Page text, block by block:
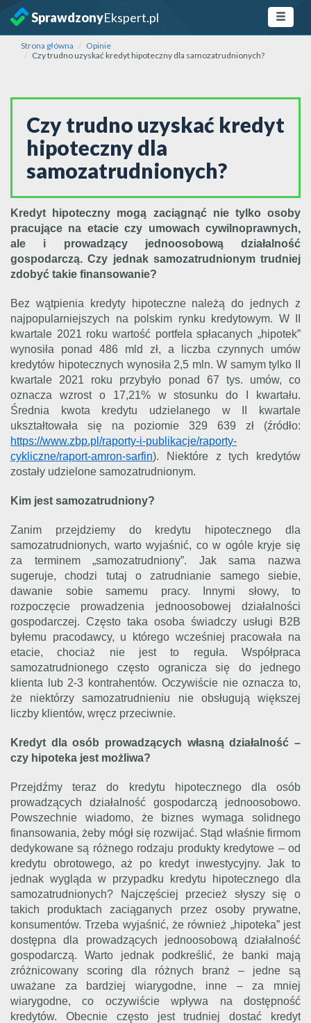
SprawdzonyEkspert.pl
Strona główna
Opinie
Czy trudno uzyskać kredyt hipoteczny dla samozatrudnionych?
Czy trudno uzyskać kredyt
hipoteczny dla
samozatrudnionych?
Kredyt hipoteczny mogą zaciągnąć nie tylko osoby
pracujące na etacie czy umowach cywilnoprawnych,
ale i prowadzący jednoosobową działalność
gospodarczą. Czy jednak samozatrudnionym trudniej
zdobyć takie finansowanie?
Bez wątpienia kredyty hipoteczne należą do jednych z
najpopularniejszych na polskim rynku kredytowym. W II
kwartale 2021 roku wartość portfela spłacanych „hipotek”
wynosiła ponad 486 mld zł, a liczba czynnych umów
kredytów hipotecznych wynosiła 2,5 mln. W samym tylko II
kwartale 2021 roku przybyło ponad 67 tys. umów, co
oznacza wzrost o 17,21% w stosunku do I kwartału.
Średnia kwota kredytu udzielanego w II kwartale
ukształtowała się na poziomie 329 639 zł (źródło:
https://www.zbp.pl/raporty-i-publikacje/raporty-
cykliczne/raport-amron-sarfin). Niektóre z tych kredytów
zostały udzielone samozatrudnionym.
Kim jest samozatrudniony?
Zanim przejdziemy do kredytu hipotecznego dla
samozatrudnionych, warto wyjaśnić, co w ogóle kryje się
za terminem „samozatrudniony”. Jak sama nazwa
sugeruje, chodzi tutaj o zatrudnianie samego siebie,
dawanie sobie samemu pracy. Innymi słowy, to
rozpoczęcie prowadzenia jednoosobowej działalności
gospodarczej. Często taka osoba świadczy usługi B2B
byłemu pracodawcy, u którego wcześniej pracowała na
etacie, chociaż nie jest to reguła. Współpraca
samozatrudnionego często ogranicza się do jednego
klienta lub 2-3 kontrahentów. Oczywiście nie oznacza to,
że niektórzy samozatrudnieniu nie obsługują większej
liczby klientów, wręcz przeciwnie.
Kredyt dla osób prowadzących własną działalność –
czy hipoteka jest możliwa?
Przejdźmy teraz do kredytu hipotecznego dla osób
prowadzących działalność gospodarczą jednoosobowo.
Powszechnie wiadomo, że biznes wymaga solidnego
finansowania, żeby mógł się rozwijać. Stąd właśnie firmom
dedykowane są różnego rodzaju produkty kredytowe – od
kredytu obrotowego, aż po kredyt inwestycyjny. Jak to
jednak wygląda w przypadku kredytu hipotecznego dla
samozatrudnionych? Najczęściej przecież słyszy się o
takich produktach zaciąganych przez osoby prywatne,
konsumentów. Trzeba wyjaśnić, że również „hipoteka” jest
dostępna dla prowadzących jednoosobową działalność
gospodarczą. Warto jednak podkreślić, że banki mają
zróżnicowany scoring dla różnych branż – jedne są
uważane za bardziej wiarygodne, inne – za mniej
wiarygodne, co oczywiście wpływa na dostępność
kredytów. Obecnie często jest trudniej dostać kredyt